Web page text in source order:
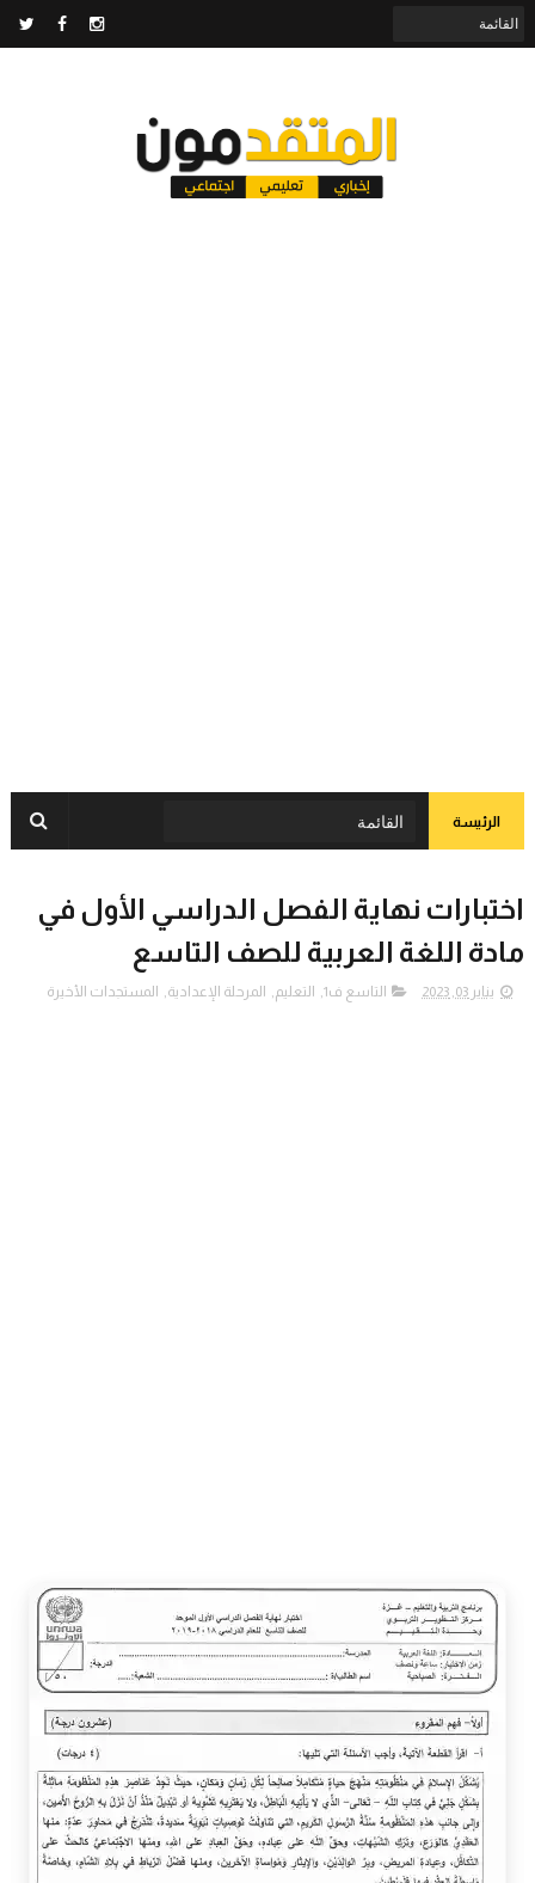
الرئيسة
اختبارات نهاية الفصل الدراسي الأول في
مادة اللغة العربية للصف التاسع
يناير 03, 2023 التاسع ف1 , التعليم, المرحلة الإعدادية, المستجدات الأخيرة